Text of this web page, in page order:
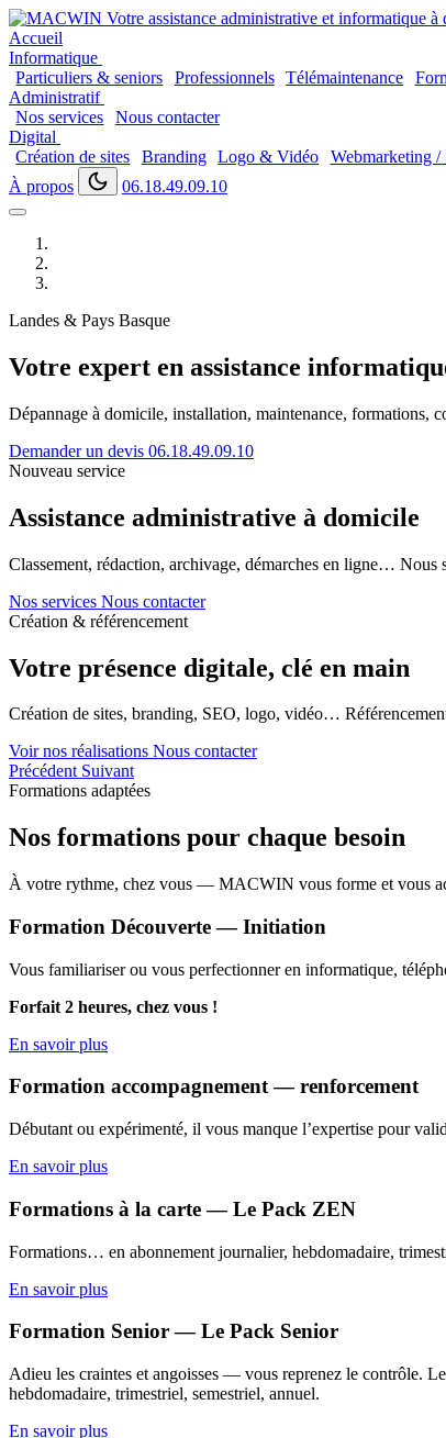
Accueil
Informatique
Particuliers & seniors
Professionnels Télémaintenance
Administratif
Nos services
Nous contacter
Digital
Création de sites
Branding Logo & Vidéo Webmarketing /
À propos
06.18.49.09.10
Landes & Pays Basque
Votre expert en assistance
Dépannage à domicile, installation, maintenance, formations,
Demander un devis 06.18.49.09.10
Nouveau service
Assistance administrative à domicile
Classement, rédaction, archivage, démarches en ligne…
Nos services Nous contacter
Création & référencement
Votre présence digitale, clé en main
Création de sites, branding, SEO, logo, vidéo…
Voir nos réalisations Nous contacter
Précédent Suivant
Formations adaptées
Nos formations pour chaque besoin
À votre rythme, chez vous — MACWIN vous forme et vous
Formation Découverte — Initiation
Vous familiariser ou vous perfectionner en informatique,
Forfait 2 heures, chez vous !
En savoir plus
Formation accompagnement — renforcement
Débutant ou expérimenté, il vous manque l’expertise pour
En savoir plus
Formations à la carte — Le Pack ZEN
Formations… en abonnement journalier, hebdomadaire,
En savoir plus
Formation Senior — Le Pack Senior
Adieu les craintes et angoisses — vous reprenez le contrôle.
hebdomadaire, trimestriel, semestriel, annuel.
En savoir plus